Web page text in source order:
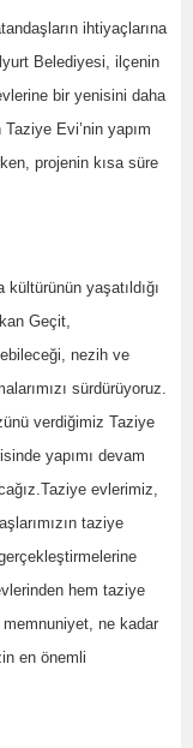
ihtiyaçlarına
Belediyesi, ilçenin
bir yenisini daha
Evi’nin yapım
projenin kısa süre
yaşatıldığı
Geçit,
nezih ve
sürdürüyoruz.
verdiğimiz Taziye
yapımı devam
evlerimiz,
taziye
hem taziye
ne kadar
en önemli